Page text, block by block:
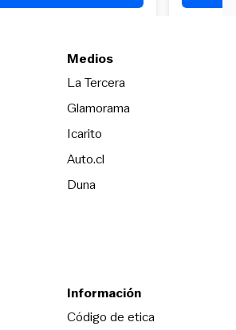
Medios
La TerceraOpens in new
Glamorama
Icarito
Auto.cl
DunaOpens in new window
Información
Código de eticaOpens in new